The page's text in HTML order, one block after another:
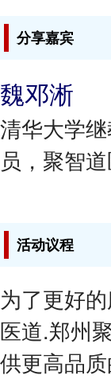
分享嘉宾
魏邓淅
清华大学
员，聚智
活动议程
为了更好
医道.郑州
供更高品